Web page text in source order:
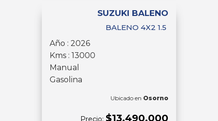
SUZUKI BALENO
BALENO 4X2 1.5
Año : 2026
Kms : 13000
Manual
Gasolina
Ubicado en Osorno
$13.490.000